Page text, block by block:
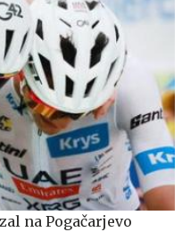
na Pogačarjevo